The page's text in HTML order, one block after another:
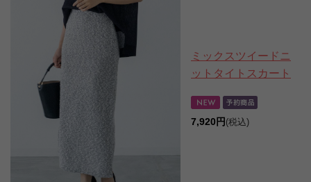
ミックスツイードニ
ットタイトスカート
7,920円 (税込)